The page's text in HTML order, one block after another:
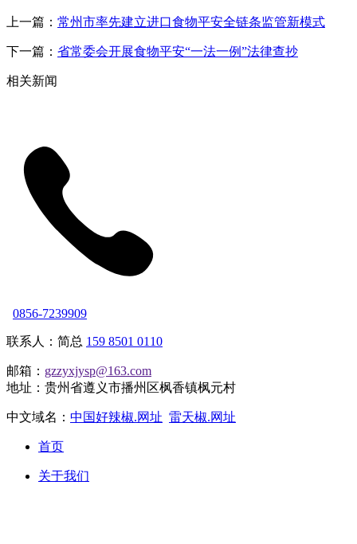
上一篇： 常州市率先建立进口食物平安全链条监管新模式
下一篇： 省常委会开展食物平安“一法一例”法律查抄
相关新闻
0856-7239909
联系人：简总 159 8501 0110
邮箱： gzzyxjysp@163.com
地址：贵州省遵义市播州区枫香镇枫元村
中文域名： 中国好辣椒.网址 雷天椒.网址
首页
关于我们